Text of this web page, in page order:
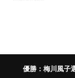
優勝：梅川風子